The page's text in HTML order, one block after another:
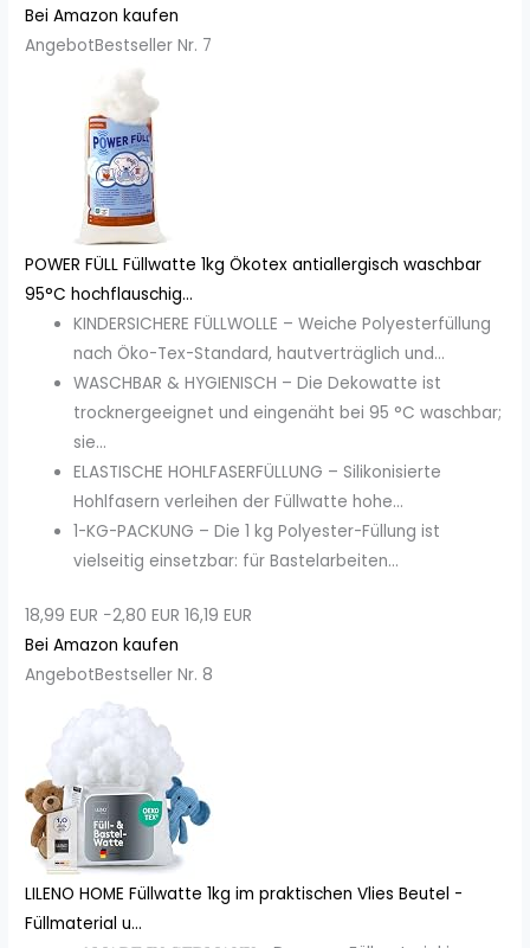
Bei Amazon kaufen
AngebotBestseller Nr. 7
POWER FÜLL Füllwatte 1kg Ökotex antiallergisch waschbar
95°C hochflauschig...
KINDERSICHERE FÜLLWOLLE – Weiche Polyesterfüllung
nach Öko-Tex-Standard, hautverträglich und...
WASCHBAR & HYGIENISCH – Die Dekowatte ist
trocknergeeignet und eingenäht bei 95 °C waschbar;
sie...
ELASTISCHE HOHLFASERFÜLLUNG – Silikonisierte
Hohlfasern verleihen der Füllwatte hohe...
1-KG-PACKUNG – Die 1 kg Polyester-Füllung ist
vielseitig einsetzbar: für Bastelarbeiten...
18,99 EUR −2,80 EUR 16,19 EUR
Bei Amazon kaufen
AngebotBestseller Nr. 8
LILENO HOME Füllwatte 1kg im praktischen Vlies Beutel -
Füllmaterial u...